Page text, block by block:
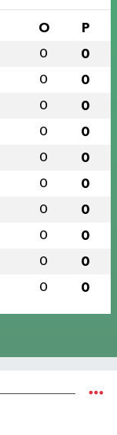
O P
0 0
0 0
0 0
0 0
0 0
0 0
0 0
0 0
0 0
0 0